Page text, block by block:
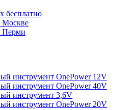
бесплатно
Перми
инструмент OnePower 12V
инструмент OnePower 40V
инструмент 3,6V
инструмент OnePower 20V